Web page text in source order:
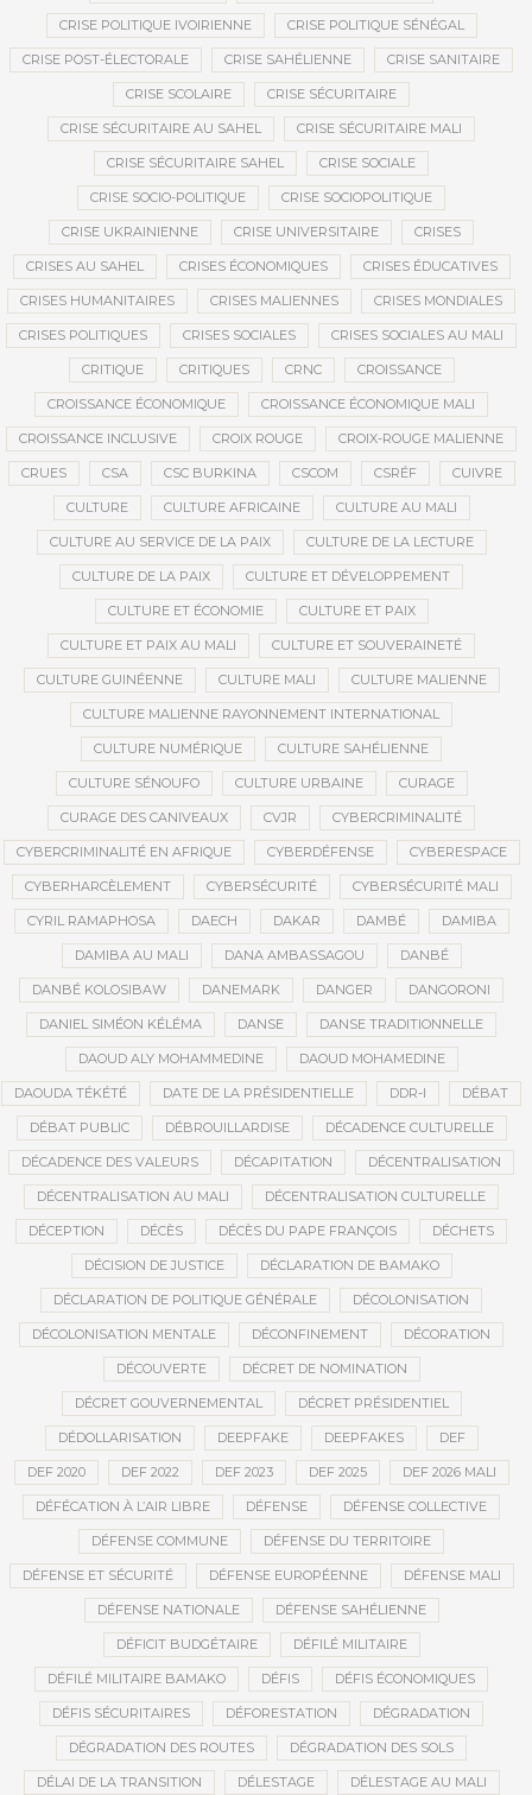
CRISE POLITIQUE IVOIRIENNE CRISE POLITIQUE SÉNÉGAL
CRISE POST-ÉLECTORALE CRISE SAHÉLIENNE CRISE SANITAIRE
CRISE SCOLAIRE CRISE SÉCURITAIRE
CRISE SÉCURITAIRE AU SAHEL CRISE SÉCURITAIRE MALI
CRISE SÉCURITAIRE SAHEL CRISE SOCIALE
CRISE SOCIO-POLITIQUE CRISE SOCIOPOLITIQUE
CRISE UKRAINIENNE CRISE UNIVERSITAIRE CRISES
CRISES AU SAHEL CRISES ÉCONOMIQUES CRISES ÉDUCATIVES
CRISES HUMANITAIRES CRISES MALIENNES CRISES MONDIALES
CRISES POLITIQUES CRISES SOCIALES CRISES SOCIALES AU MALI
CRITIQUE CRITIQUES CRNC CROISSANCE
CROISSANCE ÉCONOMIQUE CROISSANCE ÉCONOMIQUE MALI
CROISSANCE INCLUSIVE CROIX ROUGE CROIX-ROUGE MALIENNE
CRUES CSA CSC BURKINA CSCOM CSRÉF CUIVRE
CULTURE CULTURE AFRICAINE CULTURE AU MALI
CULTURE AU SERVICE DE LA PAIX CULTURE DE LA LECTURE
CULTURE DE LA PAIX CULTURE ET DÉVELOPPEMENT
CULTURE ET ÉCONOMIE CULTURE ET PAIX
CULTURE ET PAIX AU MALI CULTURE ET SOUVERAINETÉ
CULTURE GUINÉENNE CULTURE MALI CULTURE MALIENNE
CULTURE MALIENNE RAYONNEMENT INTERNATIONAL
CULTURE NUMÉRIQUE CULTURE SAHÉLIENNE
CULTURE SÉNOUFO CULTURE URBAINE CURAGE
CURAGE DES CANIVEAUX CVJR CYBERCRIMINALITÉ
CYBERCRIMINALITÉ EN AFRIQUE CYBERDÉFENSE CYBERESPACE
CYBERHARCÈLEMENT CYBERSÉCURITÉ CYBERSÉCURITÉ MALI
CYRIL RAMAPHOSA DAECH DAKAR DAMBÉ DAMIBA
DAMIBA AU MALI DANA AMBASSAGOU DANBÉ
DANBÉ KOLOSIBAW DANEMARK DANGER DANGORONI
DANIEL SIMÉON KÉLÉMA DANSE DANSE TRADITIONNELLE
DAOUD ALY MOHAMMEDINE DAOUD MOHAMEDINE
DAOUDA TÉKÉTÉ DATE DE LA PRÉSIDENTIELLE DDR-I DÉBAT
DÉBAT PUBLIC DÉBROUILLARDISE DÉCADENCE CULTURELLE
DÉCADENCE DES VALEURS DÉCAPITATION DÉCENTRALISATION
DÉCENTRALISATION AU MALI DÉCENTRALISATION CULTURELLE
DÉCEPTION DÉCÈS DÉCÈS DU PAPE FRANÇOIS DÉCHETS
DÉCISION DE JUSTICE DÉCLARATION DE BAMAKO
DÉCLARATION DE POLITIQUE GÉNÉRALE DÉCOLONISATION
DÉCOLONISATION MENTALE DÉCONFINEMENT DÉCORATION
DÉCOUVERTE DÉCRET DE NOMINATION
DÉCRET GOUVERNEMENTAL DÉCRET PRÉSIDENTIEL
DÉDOLLARISATION DEEPFAKE DEEPFAKES DEF
DEF 2020 DEF 2022 DEF 2023 DEF 2025 DEF 2026 MALI
DÉFÉCATION À L’AIR LIBRE DÉFENSE DÉFENSE COLLECTIVE
DÉFENSE COMMUNE DÉFENSE DU TERRITOIRE
DÉFENSE ET SÉCURITÉ DÉFENSE EUROPÉENNE DÉFENSE MALI
DÉFENSE NATIONALE DÉFENSE SAHÉLIENNE
DÉFICIT BUDGÉTAIRE DÉFILÉ MILITAIRE
DÉFILÉ MILITAIRE BAMAKO DÉFIS DÉFIS ÉCONOMIQUES
DÉFIS SÉCURITAIRES DÉFORESTATION DÉGRADATION
DÉGRADATION DES ROUTES DÉGRADATION DES SOLS
DÉLAI DE LA TRANSITION DÉLESTAGE DÉLESTAGE AU MALI